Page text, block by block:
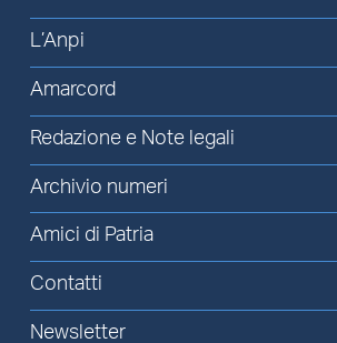
L’Anpi
Amarcord
Redazione e Note legali
Archivio numeri
Amici di Patria
Contatti
Newsletter